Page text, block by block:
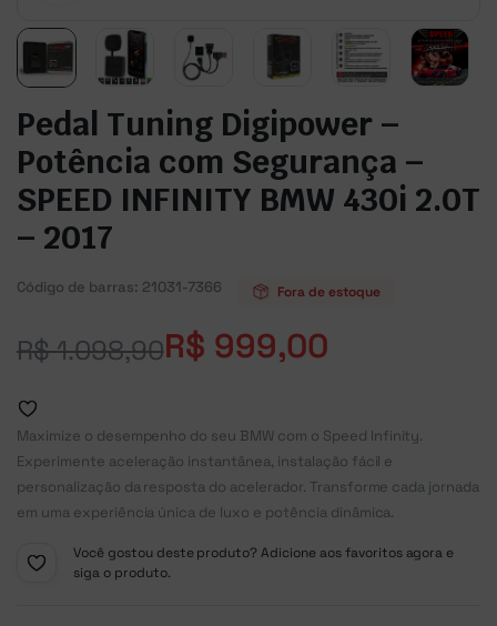
Pedal Tuning Digipower –
Potência com Segurança –
SPEED INFINITY BMW 430i 2.0T
– 2017
Código de barras: 21031-7366 Fora de estoque
R$1.098,90R$ 999,00
Maximize o desempenho do seu BMW com o Speed Infinity.
Experimente aceleração instantânea, instalação fácil e
personalização da resposta do acelerador. Transforme cada jornada
em uma experiência única de luxo e potência dinâmica.
Você gostou deste produto? Adicione aos favoritos agora e
siga o produto.